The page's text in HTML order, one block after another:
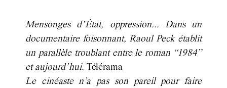
Mensonges d’État, oppression... Dans un
documentaire foisonnant, Raoul Peck établit
un parallèle troublant entre le roman “1984”
et aujourd’hui. Télérama
Le cinéaste n’a pas son pareil pour faire